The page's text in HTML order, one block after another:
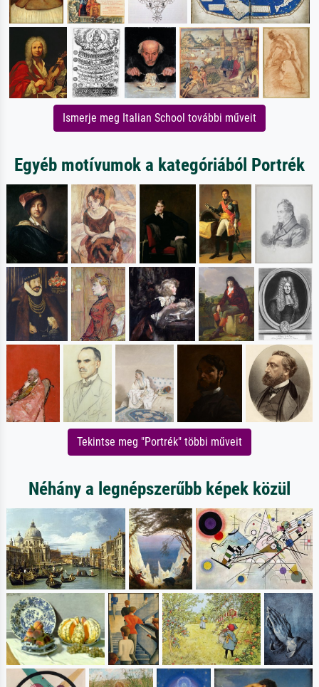
Ismerje meg Italian School további műveit
Egyéb motívumok a kategóriából Portrék
Tekintse meg "Portrék" többi műveit
Néhány a legnépszerűbb képek közül